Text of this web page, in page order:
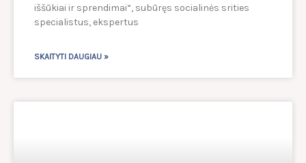
iššūkiai ir sprendimai“, subūręs socialinės srities
specialistus, ekspertus
SKAITYTI DAUGIAU »